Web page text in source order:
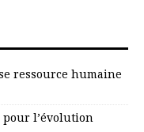
ressource humaine
l’évolution